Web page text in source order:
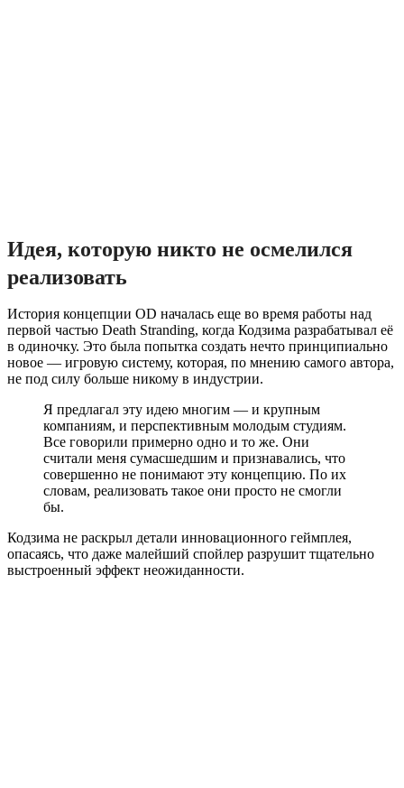
Идея, которую никто не осмелился
реализовать
История концепции OD началась еще во время работы над
первой частью Death Stranding, когда Кодзима разрабатывал её
в одиночку. Это была попытка создать нечто принципиально
новое — игровую систему, которая, по мнению самого автора,
не под силу больше никому в индустрии.
Я предлагал эту идею многим — и крупным
компаниям, и перспективным молодым студиям.
Все говорили примерно одно и то же. Они
считали меня сумасшедшим и признавались, что
совершенно не понимают эту концепцию. По их
словам, реализовать такое они просто не смогли
бы.
Кодзима не раскрыл детали инновационного геймплея,
опасаясь, что даже малейший спойлер разрушит тщательно
выстроенный эффект неожиданности.